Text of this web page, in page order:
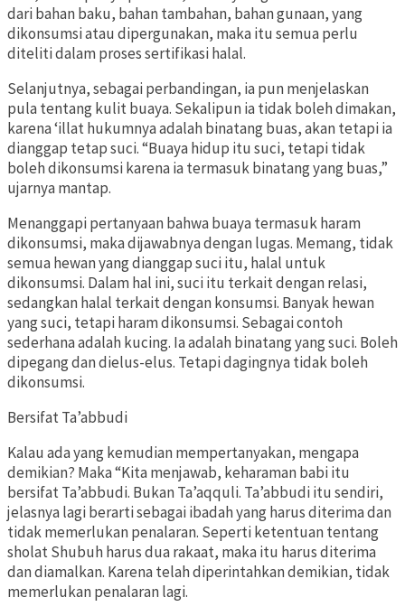
dari bahan baku, bahan tambahan, bahan gunaan, yang
dikonsumsi atau dipergunakan, maka itu semua perlu
diteliti dalam proses sertifikasi halal.
Selanjutnya, sebagai perbandingan, ia pun menjelaskan
pula tentang kulit buaya. Sekalipun ia tidak boleh dimakan,
karena ‘illat hukumnya adalah binatang buas, akan tetapi ia
dianggap tetap suci. “Buaya hidup itu suci, tetapi tidak
boleh dikonsumsi karena ia termasuk binatang yang buas,”
ujarnya mantap.
Menanggapi pertanyaan bahwa buaya termasuk haram
dikonsumsi, maka dijawabnya dengan lugas. Memang, tidak
semua hewan yang dianggap suci itu, halal untuk
dikonsumsi. Dalam hal ini, suci itu terkait dengan relasi,
sedangkan halal terkait dengan konsumsi. Banyak hewan
yang suci, tetapi haram dikonsumsi. Sebagai contoh
sederhana adalah kucing. Ia adalah binatang yang suci. Boleh
dipegang dan dielus-elus. Tetapi dagingnya tidak boleh
dikonsumsi.
Bersifat Ta’abbudi
Kalau ada yang kemudian mempertanyakan, mengapa
demikian? Maka “Kita menjawab, keharaman babi itu
bersifat Ta’abbudi. Bukan Ta’aqquli. Ta’abbudi itu sendiri,
jelasnya lagi berarti sebagai ibadah yang harus diterima dan
tidak memerlukan penalaran. Seperti ketentuan tentang
sholat Shubuh harus dua rakaat, maka itu harus diterima
dan diamalkan. Karena telah diperintahkan demikian, tidak
memerlukan penalaran lagi.